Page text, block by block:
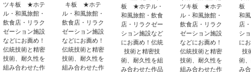
ツキ板 ★ホテ
ル・和風旅館・
飲食店・リラク
ゼーション施設
などにお薦め！
伝統技術と精密
技術、耐久性を
組み合わせた作
キ板 ★ホテ
ル・和風旅館・
飲食店・リラク
ゼーション施設
などにお薦め！
伝統技術と精密
技術、耐久性を
組み合わせた作
板 ★ホテル・
和風旅館・飲食
店・リラクゼー
ション施設など
にお薦め！伝統
技術と精密技
術、耐久性を組
み合わせた作品
ツキ板 ★ホテ
ル・和風旅館・
飲食店・リラク
ゼーション施設
などにお薦め！
伝統技術と精密
技術、耐久性を
組み合わせた作
板
和
店
シ
に
技
術
み